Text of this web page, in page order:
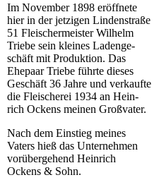
Im November 1898 eröffnete
hier in der jetzigen Linden­stra­ße
51 Fleischermeister Wilhelm
Triebe sein kleines La­den­ge­
schäft mit Produktion. Das
Ehepaar Triebe führte dieses
Ge­schäft 36 Jahre und verkaufte
die Fleischerei 1934 an Hein­
rich Ockens meinen Großvater.
Nach dem Einstieg meines
Vaters hieß das Unternehmen
vo­rü­bergehend Heinrich
Ockens & Sohn.